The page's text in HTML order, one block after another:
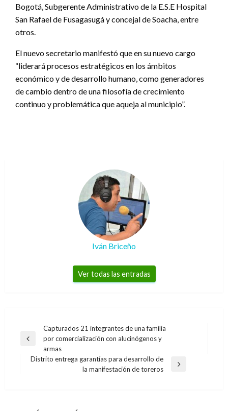
Bogotá, Subgerente Administrativo de la E.S.E Hospital
San Rafael de Fusagasugá y concejal de Soacha, entre
otros.
El nuevo secretario manifestó que en su nuevo cargo
“liderará procesos estratégicos en los ámbitos
económico y de desarrollo humano, como generadores
de cambio dentro de una filosofía de crecimiento
continuo y problemática que aqueja al municipio”.
Iván Briceño
Ver todas las entradas
Navegación
de
entradas
Entrada
anterior
Capturados 21 integrantes de una familia
por comercialización con alucinógenos y
armas
Distrito entrega garantías para desarrollo de
la manifestación de toreros